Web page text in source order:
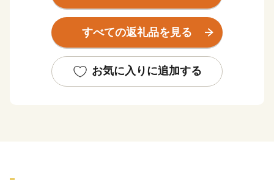
★ABCテレビのニュース情報番組「news おかえり」
任せ干物セット が紹介されました！
👉お任せ干物セット
すべての返礼品を見る
お気に入りに追加する